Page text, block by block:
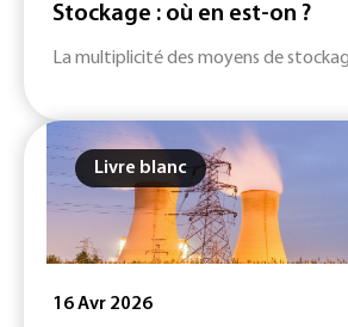
Stockage : où en est-on ?
La multiplicité des moyens de
Livre blanc
16 Avr 2026